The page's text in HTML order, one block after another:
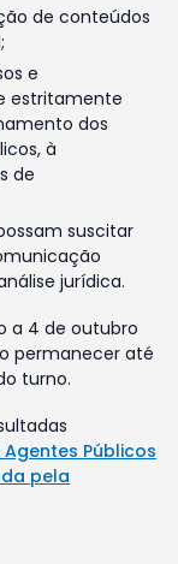
de conteúdos
e
estritamente
dos
à
de
suscitar
jurídica.
a 4 de outubro
permanecer até
turno.
Públicos
pela